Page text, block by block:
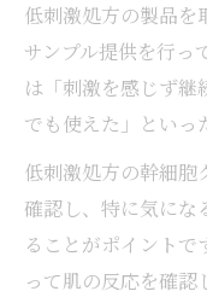
低刺激処方の製品を
サンプル提供を行っ
は「刺激を感じず
でも使えた」といっ
低刺激処方の幹細胞
確認し、特に気にな
ることがポイント
って肌の反応を確